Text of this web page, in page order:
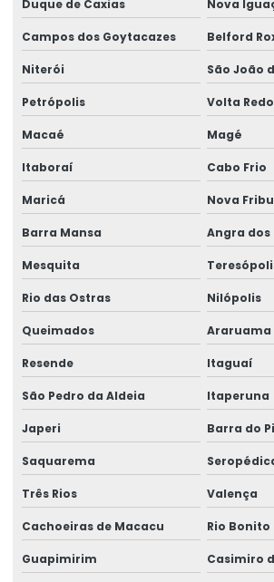
Empresa de ponte rolante
Empresa de talha elétrica
Empresas de barramento blindado
Empresas de manutenção em ponte rolante
Equipamento Para Elevação De Cargas Até
Equipamentos swf krantechnik brasil
Especialista Em Manutenção De Cargas
Esteira porta cabo para ponte rolante
Fabricação de caminho de rolamento
Fornecedores de cabo de aço
Fornecedores de talha elétrica
Gancho para ponte rolante
Importadora de equipamento swf
Importadora de peças ponte rolante
Duque de Caxias Nova
Campos dos Goytacazes Belford
Niterói São João
Petrópolis Volta
Macaé Magé
Itaboraí Cabo Frio
Maricá Nova
Barra Mansa Angra dos
Mesquita
Rio das Ostras Nilópolis
Queimados Araruama
Resende Itaguaí
São Pedro da Aldeia Itaperuna
Japeri Barra do
Saquarema
Três Rios Valença
Cachoeiras de Macacu Rio Bonito
Guapimirim Casimiro